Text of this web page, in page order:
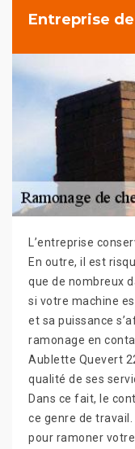
Entreprise
L’entreprise
En outre, il est
que de nombreux
si votre machine
et sa puissance
ramonage en
Aublette Quevert
qualité de ses
Dans ce fait, le
ce genre de
pour ramoner